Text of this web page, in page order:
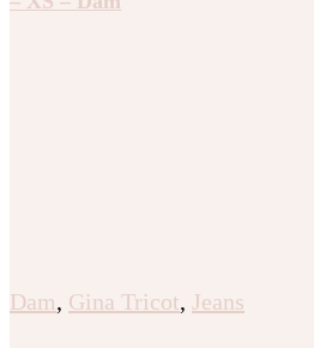
Dam, Gina Tricot, Jeans